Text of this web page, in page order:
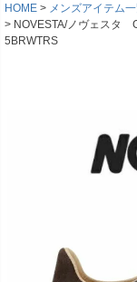
HOME
メンズアイテム
NOVESTA/ノヴェスタ
5BRWTRS